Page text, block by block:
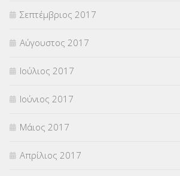
Σεπτέμβριος 2017
Αύγουστος 2017
Ιούλιος 2017
Ιούνιος 2017
Μάιος 2017
Απρίλιος 2017